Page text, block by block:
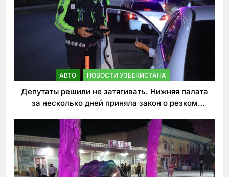
АВТО НОВОСТИ УЗБЕКИСТАНА
Депутаты решили не затягивать. Нижняя палата
за несколько дней приняла закон о резком